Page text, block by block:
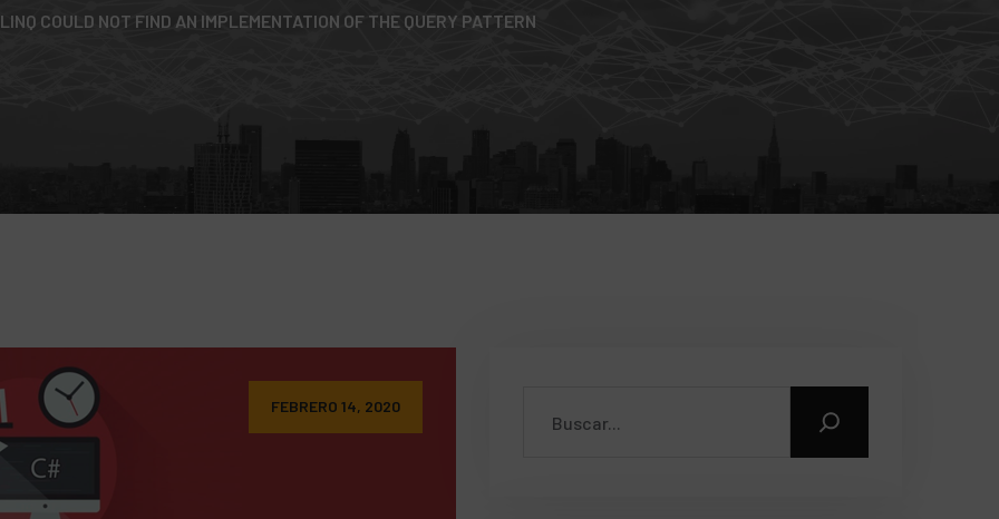
COULD NOT FIND AN IMPLEMENTATION OF THE QUERY PATTERN
FEBRERO 14, 2020